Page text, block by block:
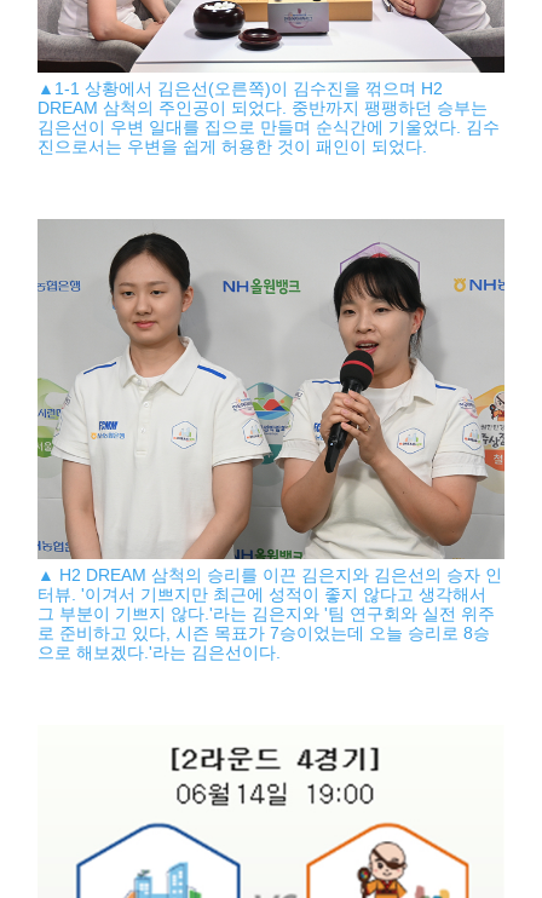
▲1-1 상황에서 김은선(오른쪽)이 김수진을 꺾으며 H2
DREAM 삼척의 주인공이 되었다. 중반까지 팽팽하던 승부는
김은선이 우변 일대를 집으로 만들며 순식간에 기울었다. 김수
진으로서는 우변을 쉽게 허용한 것이 패인이 되었다.
▲ H2 DREAM 삼척의 승리를 이끈 김은지와 김은선의 승자 인
터뷰. '이겨서 기쁘지만 최근에 성적이 좋지 않다고 생각해서
그 부분이 기쁘지 않다.'라는 김은지와 '팀 연구회와 실전 위주
로 준비하고 있다, 시즌 목표가 7승이었는데 오늘 승리로 8승
으로 해보겠다.'라는 김은선이다.